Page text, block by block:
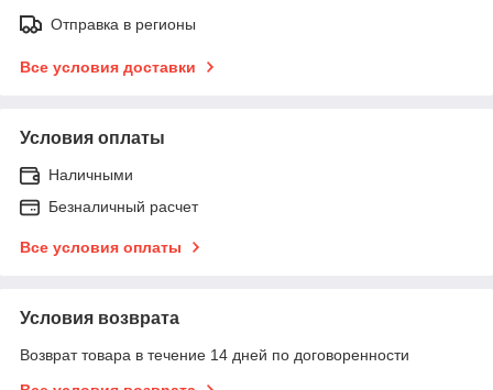
Отправка в регионы
Все условия доставки
Условия оплаты
Наличными
Безналичный расчет
Все условия оплаты
Условия возврата
Возврат товара в течение 14 дней по договоренности